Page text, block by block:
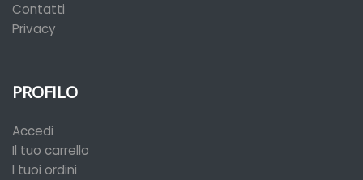
Contatti
Privacy
PROFILO
Accedi
Il tuo carrello
I tuoi ordini